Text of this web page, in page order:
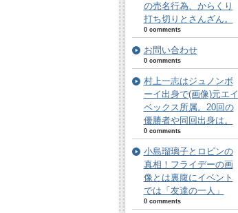
の売名行為、からくり
打ち切りとさんざん。
0 comments
お問い合わせ
0 comments
村上一志はジュノンボ
ーイ出身で(画像)元エイ
ベックス所属。20回の
優勝者や同回出身は。
0 comments
小島瑠璃子とロビンの
真相！フライデーの画
像とは裏腹にイベント
では「友達の一人」
0 comments